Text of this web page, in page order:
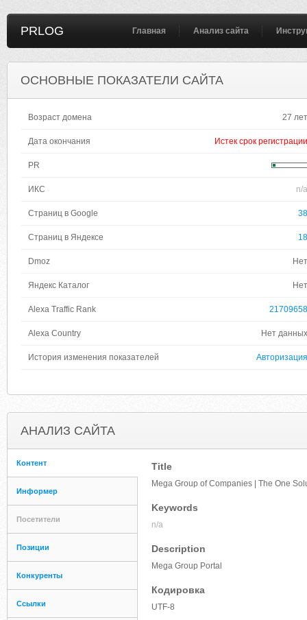
PRLOG Главная Анализ сайта
ОСНОВНЫЕ ПОКАЗАТЕЛИ САЙТА
Возраст домена 27 лет
Дата окончания Истек срок регистрации
PR
ИКС n/a
Страниц в Google 38
Страниц в Яндексе 18
Dmoz Нет
Яндекс Каталог Нет
Alexa Traffic Rank 21709658
Alexa Country Нет данных
История изменения показателей Авторизация
АНАЛИЗ САЙТА
Контент
Информер
Посетители
Позиции
Конкуренты
Ссылки
Title
Mega Group of Companies | The One
Keywords
n/a
Description
Mega Group Portal
Кодировка
UTF-8